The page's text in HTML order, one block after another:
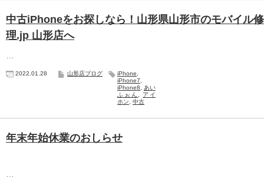
中古iPhoneをお探しなら！山形県山形市のモバイル修
理.jp 山形店へ
2022.01.28 山形店ブログ iPhone
iPhone7
iPhone8
あい
ふぉん
アイ
ホン
中古
年末年始休業のおしらせ